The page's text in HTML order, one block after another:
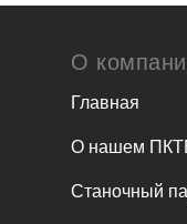
Станочный
Главная
О нашем
О